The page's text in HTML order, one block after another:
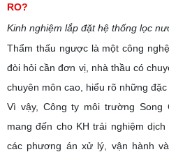
RO?
Kinh nghiệm lắp đặt hệ thống lọc
Thẩm thấu ngược là một công
đòi hỏi cần đơn vị, nhà thầu có
chuyên môn cao, hiểu rõ những
Vì vậy, Công ty môi trường Song
mang đến cho KH trải nghiệm
các phương án xử lý, vận hành